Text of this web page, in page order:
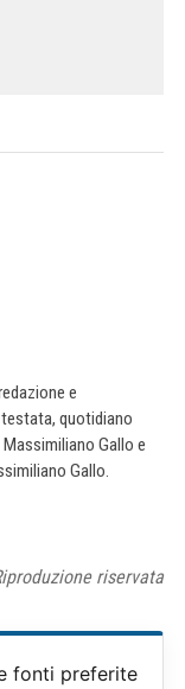
e
quotidiano
Gallo e
Gallo.
riservata
fonti preferite